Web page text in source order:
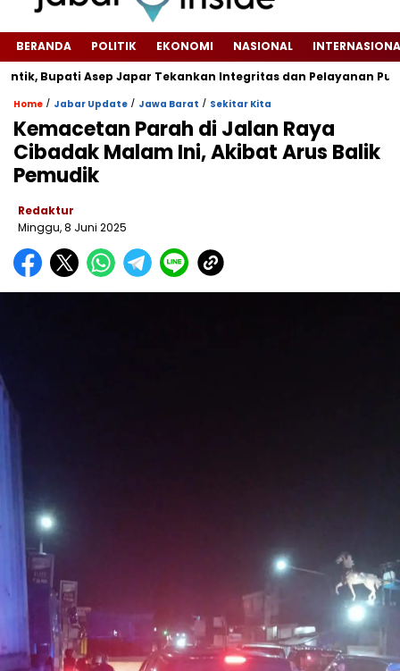
BERANDA POLITIK EKONOMI NASIONAL
Asep Japar Tekankan Integritas dan Pelayanan Publik
Home / Jabar Update / Jawa Barat / Sekitar Kita
Kemacetan Parah di Jalan Raya
Cibadak Malam Ini, Akibat Arus Balik
Pemudik
Redaktur
Minggu, 8 Juni 2025